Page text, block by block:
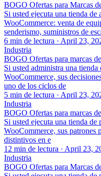
BOGO Ofertas para Marcas
Si usted ejecuta una tienda de
WooCommerce: venta de
senderismo, suministros de
6 min de lectura · April 23,
Industria
BOGO Ofertas para marcas
Si usted administra una tienda
WooCommerce, sus
uno de los ciclos de
5 min de lectura · April 23,
Industria
BOGO Ofertas para marcas
Si usted ejecuta una tienda de
WooCommerce, sus patrones
distintivos en e
12 min de lectura · April 23,
Industria
BOGO Ofertas para Marcas